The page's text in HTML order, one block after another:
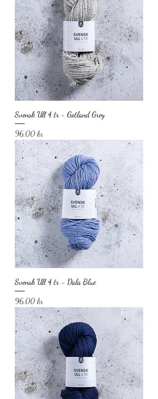
Svensk Ull 4 tr - Gotland Grey
Pris
96,00 kr
Svensk Ull 4 tr - Dala Blue
Pris
96,00 kr